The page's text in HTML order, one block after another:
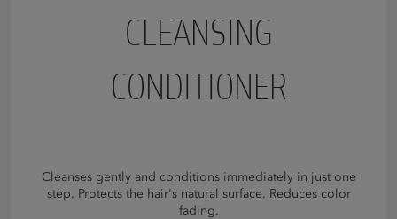
CLEANSING
CONDITIONER
Cleanses gently and conditions immediately in just one
step. Protects the hair's natural surface. Reduces color
fading.